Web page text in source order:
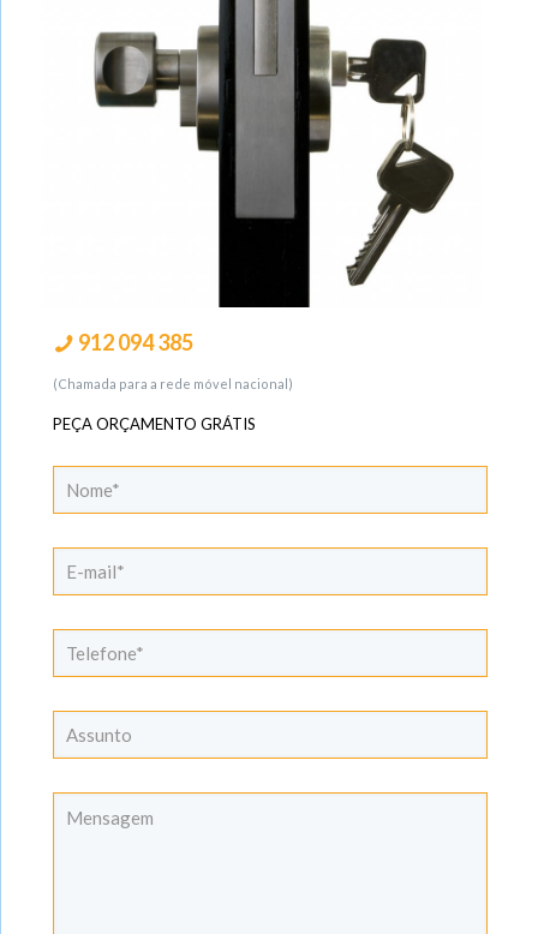
912 094 385
(Chamada para a rede móvel nacional)
PEÇA ORÇAMENTO GRÁTIS